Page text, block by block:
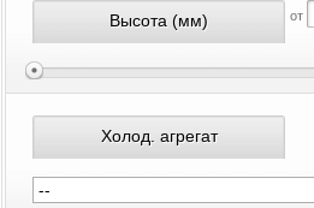
Высота (мм) от
Холод. агрегат